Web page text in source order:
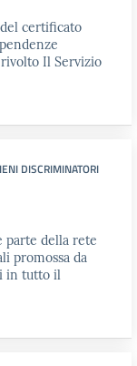
certificato
Il Servizio
DISCRIMINATORI
parte della rete
promossa da
in tutto il